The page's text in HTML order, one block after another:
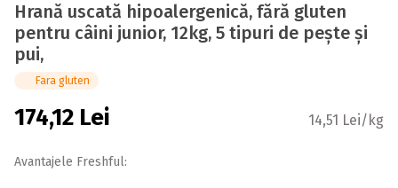
Hrană uscată hipoalergenică, fără gluten
pentru câini junior, 12kg, 5 tipuri de pește și
pui,
Fara gluten
174,12 Lei 14,51 Lei/kg
Avantajele Freshful: